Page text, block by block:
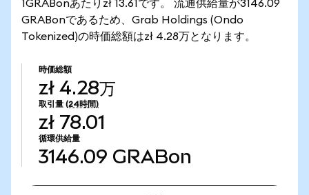
1GRABonあたりzł 13.61です。 流通供給量が3146.09
GRABonであるため、Grab Holdings (Ondo
Tokenized)の時価総額はzł 4.28万となります。
時価総額
zł 4.28万
取引量 (24時間)
zł 78.01
循環供給量
3146.09 GRABon